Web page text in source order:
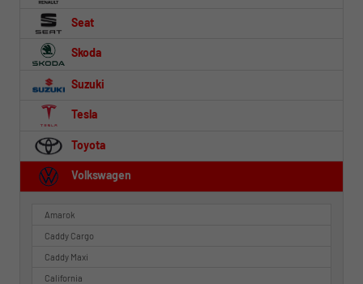
Seat
Skoda
Suzuki
Tesla
Toyota
Volkswagen
Amarok
Caddy Cargo
Caddy Maxi
California